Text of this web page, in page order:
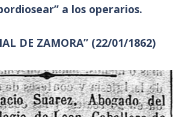
a los operarios.
DE ZAMORA” (22/01/1862)